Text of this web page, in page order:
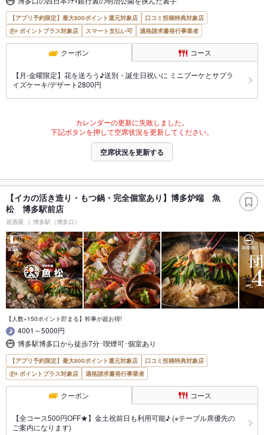
【アプリ予約限定】最大800ポイント還元対象店
口コミ投稿特典対象店
ポイントプラス対象店
スマート支払い可 適格請求書発行事業者
クーポン コース
【月-金曜限定】花を送ろう♪送別・誕生日祝いに ミニブーケとサプラ
イズケーキ/デザート2800円
カレンダーの更新に失敗しました。
下記ボタンを押して空席状況を更新してください。
空席状況を更新する
【イカの活き造り・もつ鍋・完全個室あり】博多炉端 魚
松 博多駅前店
居酒屋 博多駅（博多口）
【人数×150ポイント貯まる】幹事が超お得!
4001～5000円
博多駅博多口から徒歩7分･喫煙可･個室あり
【アプリ予約限定】最大800ポイント還元対象店
口コミ投稿特典対象店
ポイントプラス対象店
適格請求書発行事業者
クーポン コース
【全コース500円OFF★】金土祝前日も利用可能♪ (※テーブル席優先の
ご案内になります)